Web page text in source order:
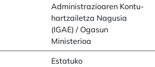
opens in a new tab
Administrazioaren Kontu-
hartzailetza Nagusia
(IGAE) / Ogasun
Ministerioa
Estatuko